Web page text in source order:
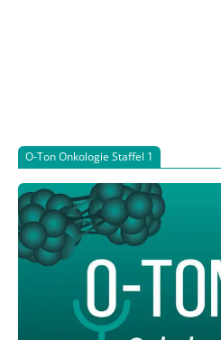
O-Ton Onkologie Staffel 1